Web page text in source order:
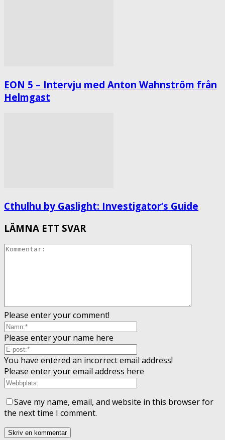
EON 5 – Intervju med Anton Wahnström från
Helmgast
Cthulhu by Gaslight: Investigator’s Guide
LÄMNA ETT SVAR
Please enter your comment!
Please enter your name here
You have entered an incorrect email address!
Please enter your email address here
Save my name, email, and website in this browser for
the next time I comment.